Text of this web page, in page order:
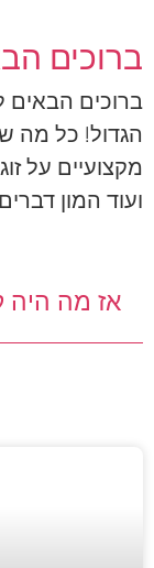
ברוכים
ברוכים הבאים
הגדול! כל מה
מקצועיים על
ועוד המון
אז מה היה